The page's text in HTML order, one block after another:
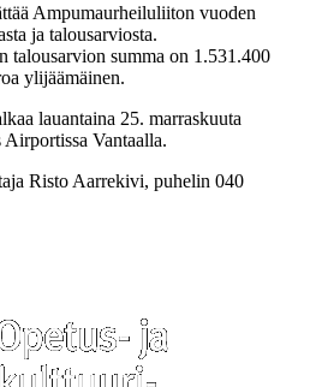
Ampumaurheiluliiton vuoden
ja talousarviosta.
talousarvion summa on 1.531.400
ylijäämäinen.
lauantaina 25. marraskuuta
Vantaalla.
Risto Aarrekivi, puhelin 040